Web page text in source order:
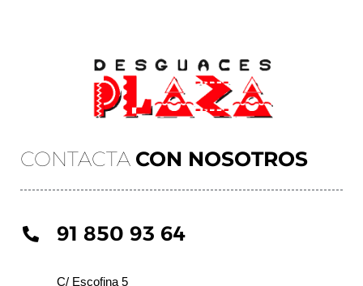
CONTACTA CON NOSOTROS
91 850 93 64
C/ Escofina 5